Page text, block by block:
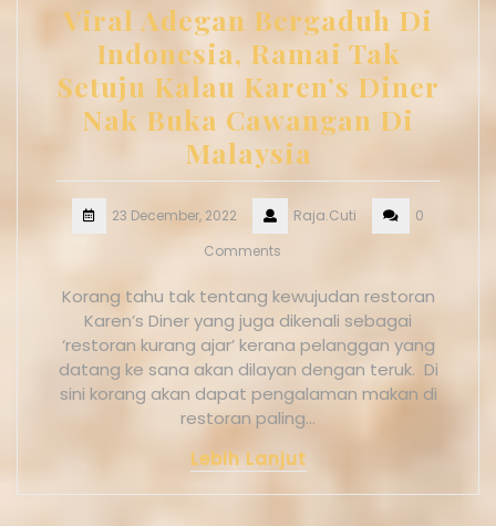
Viral Adegan Bergaduh Di
Indonesia, Ramai Tak
Setuju Kalau Karen’s Diner
Nak Buka Cawangan Di
Malaysia
23 December, 2022 Raja.Cuti
0
Comments
Korang tahu tak tentang kewujudan restoran
Karen’s Diner yang juga dikenali sebagai
‘restoran kurang ajar’ kerana pelanggan yang
datang ke sana akan dilayan dengan teruk. Di
sini korang akan dapat pengalaman makan di
restoran paling…
Lebih Lanjut